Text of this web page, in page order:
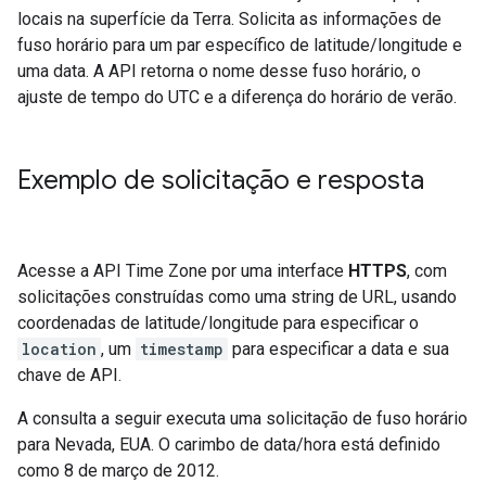
locais na superfície da Terra. Solicita as informações de
fuso horário para um par específico de latitude/longitude e
uma data. A API retorna o nome desse fuso horário, o
ajuste de tempo do UTC e a diferença do horário de verão.
Exemplo de solicitação e resposta
Acesse a API Time Zone por uma interface HTTPS, com
solicitações construídas como uma string de URL, usando
coordenadas de latitude/longitude para especificar o
location , um timestamp para especificar a data e sua
chave de API.
A consulta a seguir executa uma solicitação de fuso horário
para Nevada, EUA. O carimbo de data/hora está definido
como 8 de março de 2012.